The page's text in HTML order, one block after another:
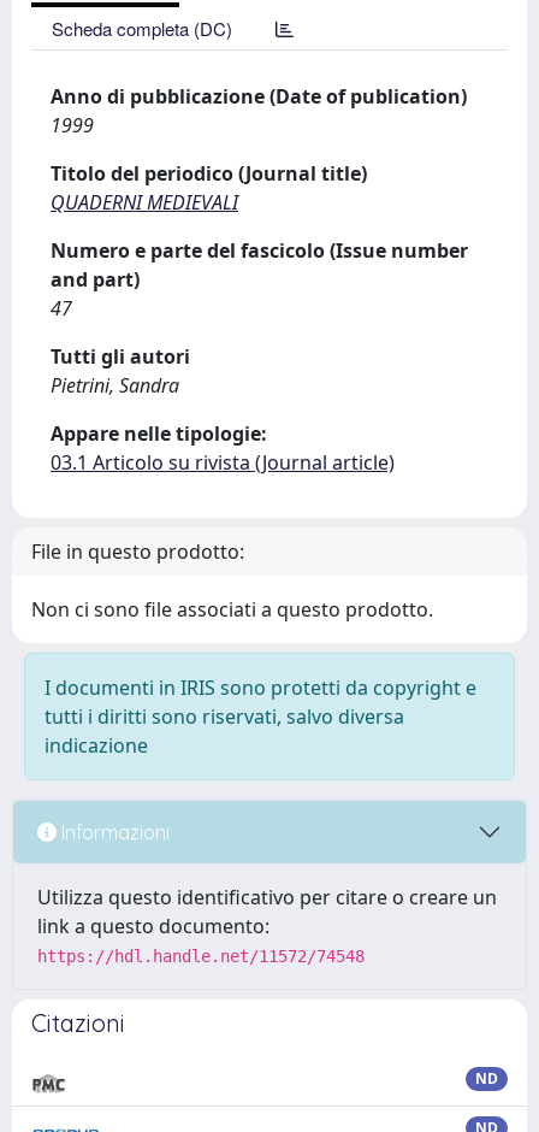
Scheda completa (DC)
Anno di pubblicazione (Date of publication)
1999
Titolo del periodico (Journal title)
QUADERNI MEDIEVALI
Numero e parte del fascicolo (Issue number
and part)
47
Tutti gli autori
Pietrini, Sandra
Appare nelle tipologie:
03.1 Articolo su rivista (Journal article)
File in questo prodotto:
Non ci sono file associati a questo prodotto.
I documenti in IRIS sono protetti da copyright e
tutti i diritti sono riservati, salvo diversa
indicazione
Informazioni
Utilizza questo identificativo per citare o creare un
link a questo documento:
https://hdl.handle.net/11572/74548
Citazioni
ND